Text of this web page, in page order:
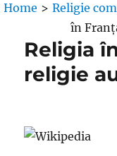
Home > Religie
în
Religia
religie